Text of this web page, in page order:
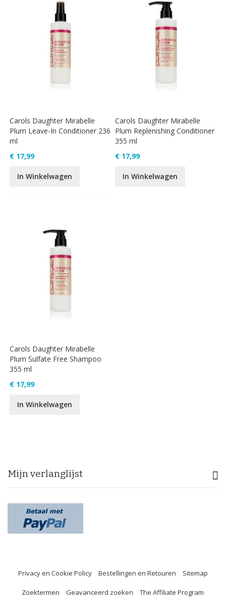
Carols Daughter Mirabelle
Plum Leave-In Conditioner 236
ml
€ 17,99
In Winkelwagen
Carols Daughter Mirabelle
Plum Replenishing Conditioner
355 ml
€ 17,99
In Winkelwagen
Carols Daughter Mirabelle
Plum Sulfate Free Shampoo
355 ml
€ 17,99
In Winkelwagen
Mijn verlanglijst
Privacy en Cookie Policy Bestellingen en Retouren Sitemap
Zoektermen Geavanceerd zoeken The Affiliate Program